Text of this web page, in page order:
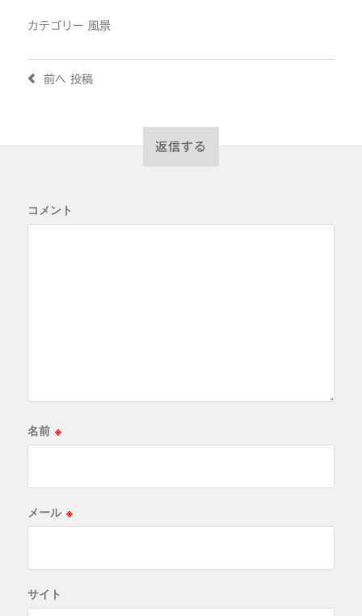
カテゴリー 風景
前へ 投稿
返信する
コメント
名前 ※
メール ※
サイト